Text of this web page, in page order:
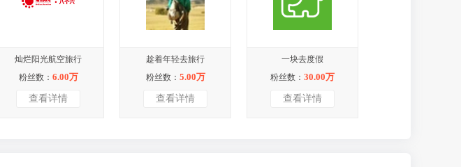
灿烂阳光航空旅行
粉丝数： 6.00万
查看详情
趁着年轻去旅行
粉丝数： 5.00万
查看详情
一块去度假
粉丝数： 30.00万
查看详情